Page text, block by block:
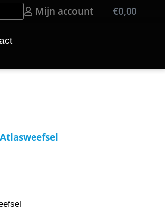
Mijn account €0,00